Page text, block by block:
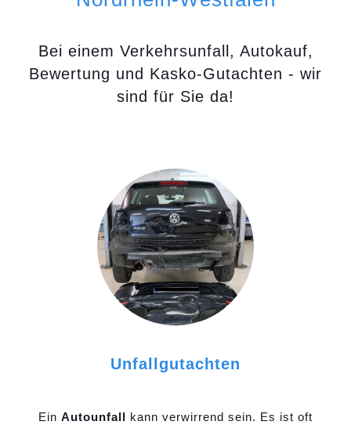
Bei einem Verkehrsunfall, Autokauf,
Bewertung und Kasko-Gutachten - wir
sind für Sie da!
Unfallgutachten
Ein Autounfall kann verwirrend sein. Es ist oft